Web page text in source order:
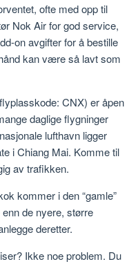
ofte med opp til
Nok Air for god service,
on avgifter for å bestille
kan være så lavt som
CNX) er åpen
daglige flygninger
lufthavn ligger
i Chiang Mai. Komme til
av trafikken.
kommer i den “gamle”
de nyere, større
deretter.
Ikke noe problem. Du